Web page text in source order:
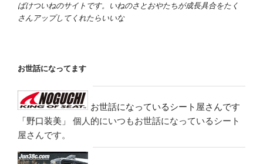
ばけついねのサイトです。いねのさとおやたちが成長具合をたく
さんアップしてくれたらいいな
お世話になってます
お世話になっているシート屋さんです
「野口装美」
個人的にいつもお世話になっているシート
屋さんです。